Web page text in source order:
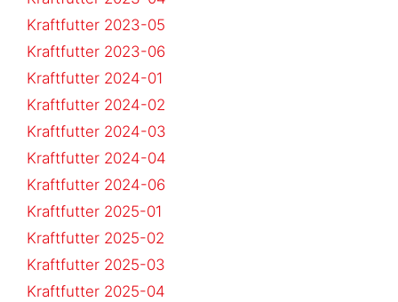
Kraftfutter 2023-05
Kraftfutter 2023-06
Kraftfutter 2024-01
Kraftfutter 2024-02
Kraftfutter 2024-03
Kraftfutter 2024-04
Kraftfutter 2024-06
Kraftfutter 2025-01
Kraftfutter 2025-02
Kraftfutter 2025-03
Kraftfutter 2025-04